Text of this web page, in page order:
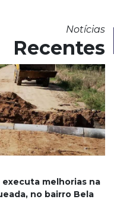
Notícias
Recentes
melhorias na
no bairro Bela